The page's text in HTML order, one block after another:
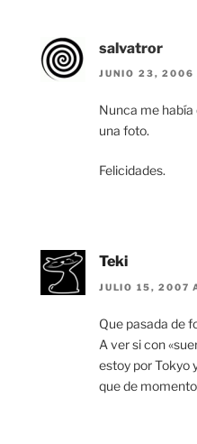
salvatror
JUNIO 23, 2006
Nunca me había
una foto.
Felicidades.
Teki
JULIO 15, 2007
Que pasada de
A ver si con
estoy por Tokyo
que de